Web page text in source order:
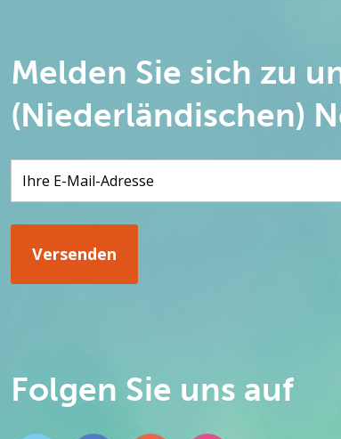
Melden Sie sich zu
(Niederländischen)
Folgen Sie uns auf